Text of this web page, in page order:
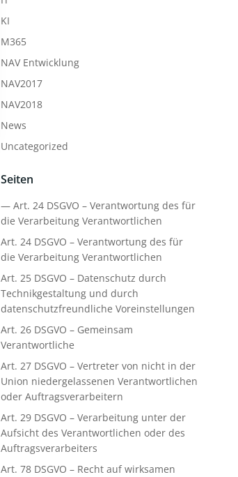
KI
M365
NAV Entwicklung
NAV2017
NAV2018
News
Uncategorized
Seiten
— Art. 24 DSGVO – Verantwortung des für
die Verarbeitung Verantwortlichen
Art. 24 DSGVO – Verantwortung des für
die Verarbeitung Verantwortlichen
Art. 25 DSGVO – Datenschutz durch
Technikgestaltung und durch
datenschutzfreundliche Voreinstellungen
Art. 26 DSGVO – Gemeinsam
Verantwortliche
Art. 27 DSGVO – Vertreter von nicht in der
Union niedergelassenen Verantwortlichen
oder Auftragsverarbeitern
Art. 29 DSGVO – Verarbeitung unter der
Aufsicht des Verantwortlichen oder des
Auftragsverarbeiters
Art. 78 DSGVO – Recht auf wirksamen